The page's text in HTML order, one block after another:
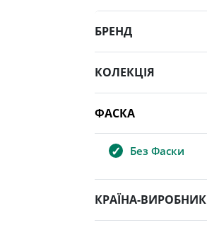
БРЕНД
КОЛЕКЦІЯ
ФАСКА
Без Фаски
КРАЇНА-ВИРОБНИК